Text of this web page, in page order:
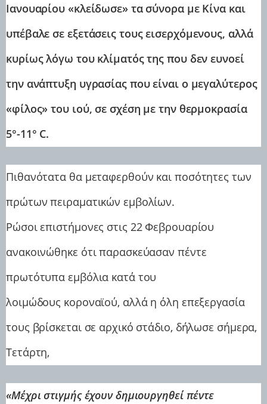
Ιανουαρίου «κλείδωσε» τα σύνορα με Κίνα και
υπέβαλε σε εξετάσεις τους εισερχόμενους, αλλά
κυρίως λόγω του κλίματός της που δεν ευνοεί
την ανάπτυξη υγρασίας που είναι ο μεγαλύτερος
«φίλος» του ιού, σε σχέση με την θερμοκρασία
5°-11° C.
Πιθανότατα θα μεταφερθούν και ποσότητες των
πρώτων πειραματικών εμβολίων.
Ρώσοι επιστήμονες στις 22 Φεβρουαρίου
ανακοινώθηκε ότι παρασκεύασαν πέντε
πρωτότυπα εμβόλια κατά του
λοιμώδους κοροναϊού, αλλά η όλη επεξεργασία
τους βρίσκεται σε αρχικό στάδιο, δήλωσε σήμερα,
Τετάρτη,
«Μέχρι στιγμής έχουν δημιουργηθεί πέντε